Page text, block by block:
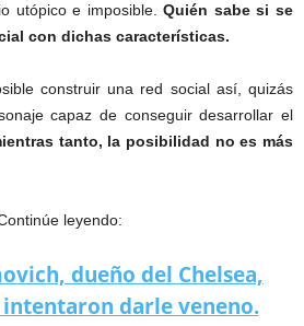
utópico e imposible.Quién sabe si se
con dichas características.
construir una red social así, quizás
capaz de conseguir desarrollar el
tanto, la posibilidad no es más
leyendo:
dueño del Chelsea,
intentaron darle veneno.